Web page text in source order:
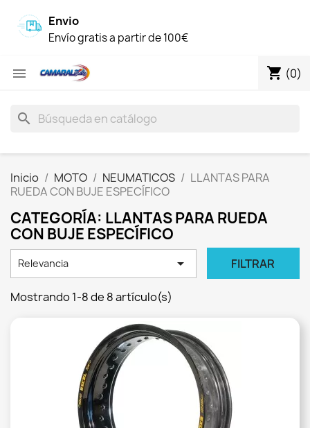
Envio
Envío gratis a partir de 100€
 shopping_cart (0)
search
Inicio MOTO NEUMATICOS
LLANTAS PARA
RUEDA CON BUJE ESPECÍFICO
CATEGORÍA: LLANTAS PARA RUEDA
CON BUJE ESPECÍFICO
Relevancia  FILTRAR
Mostrando 1-8 de 8 artículo(s)